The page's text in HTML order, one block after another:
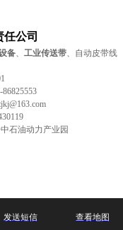
公司
备 工业传送带 、自动皮带线
石油动力产业园
发送短信 查看地图